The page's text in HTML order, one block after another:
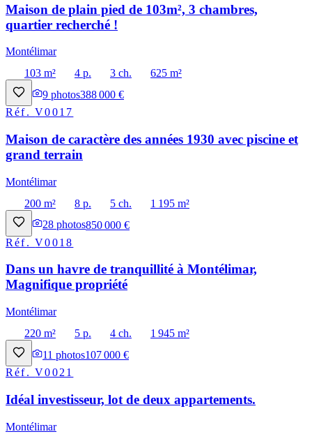
Maison de plain pied de 103m², 3 chambres,
quartier recherché !
Montélimar
103 m²
4 p. 3 ch.
625 m²
9 photos388 000 €
Réf.V0017
Maison de caractère des années 1930 avec piscine et
grand terrain
Montélimar
200 m²
8 p. 5 ch.
1 195 m²
28 photos850 000 €
Réf.V0018
Dans un havre de tranquillité à Montélimar,
Magnifique propriété
Montélimar
220 m²
5 p. 4 ch.
1 945 m²
11 photos107 000 €
Réf.V0021
Idéal investisseur, lot de deux appartements.
Montélimar